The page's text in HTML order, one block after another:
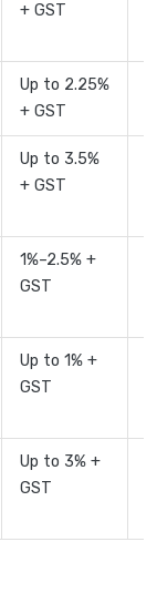
+ GST
Up to 2.25%
+ GST
Up to 3.5%
+ GST
1%–2.5% +
GST
Up to 1% +
GST
Up to 3% +
GST